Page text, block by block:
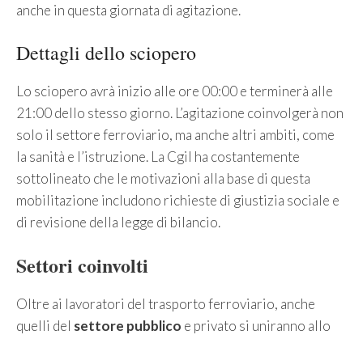
anche in questa giornata di agitazione.
Dettagli dello sciopero
Lo sciopero avrà inizio alle ore 00:00 e terminerà alle
21:00 dello stesso giorno. L’agitazione coinvolgerà non
solo il settore ferroviario, ma anche altri ambiti, come
la sanità e l’istruzione. La Cgil ha costantemente
sottolineato che le motivazioni alla base di questa
mobilitazione includono richieste di giustizia sociale e
di revisione della legge di bilancio.
Settori coinvolti
Oltre ai lavoratori del trasporto ferroviario, anche
quelli del settore pubblico e privato si uniranno allo